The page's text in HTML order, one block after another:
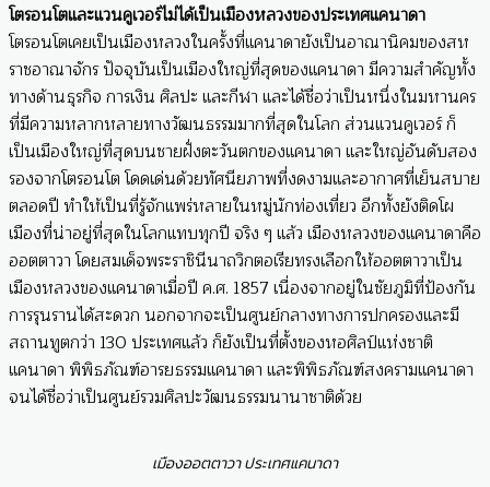
โตรอนโตและแวนคูเวอร์ไม่ได้เป็นเมืองหลวงของประเทศแคนาดา
โตรอนโตเคยเป็นเมืองหลวงในครั้งที่แคนาดายังเป็นอาณานิคมของสห
ราชอาณาจักร ปัจจุบันเป็นเมืองใหญ่ที่สุดของแคนาดา มีความสำคัญทั้ง
ทางด้านธุรกิจ การเงิน ศิลปะ และกีฬา และได้ชื่อว่าเป็นหนึ่งในมหานคร
ที่มีความหลากหลายทางวัฒนธรรมมากที่สุดในโลก ส่วนแวนคูเวอร์ ก็
เป็นเมืองใหญ่ที่สุดบนชายฝั่งตะวันตกของแคนาดา และใหญ่อันดับสอง
รองจากโตรอนโต โดดเด่นด้วยทัศนียภาพที่งดงามและอากาศที่เย็นสบาย
ตลอดปี ทำให้เป็นที่รู้จักแพร่หลายในหมู่นักท่องเที่ยว อีกทั้งยังติดโผ
เมืองที่น่าอยู่ที่สุดในโลกแทบทุกปี จริง ๆ แล้ว เมืองหลวงของแคนาดาคือ
ออตตาวา โดยสมเด็จพระราชินีนาถวิกตอเรียทรงเลือกให้ออตตาวาเป็น
เมืองหลวงของแคนาดาเมื่อปี ค.ศ. 1857 เนื่องจากอยู่ในชัยภูมิที่ป้องกัน
การรุนรานได้สะดวก นอกจากจะเป็นศูนย์กลางทางการปกครองและมี
สถานทูตกว่า 130 ประเทศแล้ว ก็ยังเป็นที่ตั้งของหอศิลป์แห่งชาติ
แคนาดา พิพิธภัณฑ์อารยธรรมแคนาดา และพิพิธภัณฑ์สงครามแคนาดา
จนได้ชื่อว่าเป็นศูนย์รวมศิลปะวัฒนธรรมนานาชาติด้วย
เมืองออตตาวา ประเทศแคนาดา